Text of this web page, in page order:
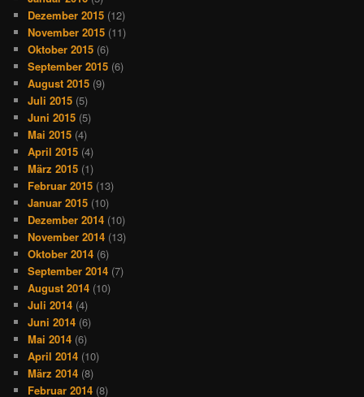
Dezember 2015 (12)
November 2015 (11)
Oktober 2015 (6)
September 2015 (6)
August 2015 (9)
Juli 2015 (5)
Juni 2015 (5)
Mai 2015 (4)
April 2015 (4)
März 2015 (1)
Februar 2015 (13)
Januar 2015 (10)
Dezember 2014 (10)
November 2014 (13)
Oktober 2014 (6)
September 2014 (7)
August 2014 (10)
Juli 2014 (4)
Juni 2014 (6)
Mai 2014 (6)
April 2014 (10)
März 2014 (8)
Februar 2014 (8)